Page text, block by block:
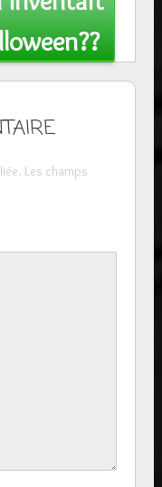
Les champs